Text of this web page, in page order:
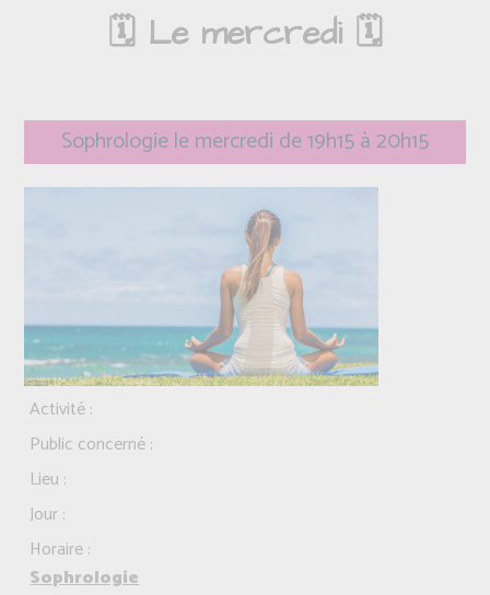
🗓️ Le mercredi 🗓️
Sophrologie le mercredi de 19h15 à 20h15
Activité :
Public concerné :
Lieu :
Jour :
Horaire :
Sophrologie